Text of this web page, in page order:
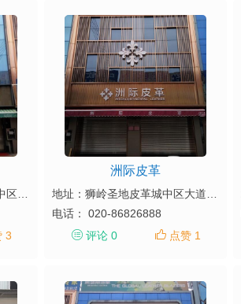
3
洲际皮革
电话：
020-86826888
评论 0
点赞 1